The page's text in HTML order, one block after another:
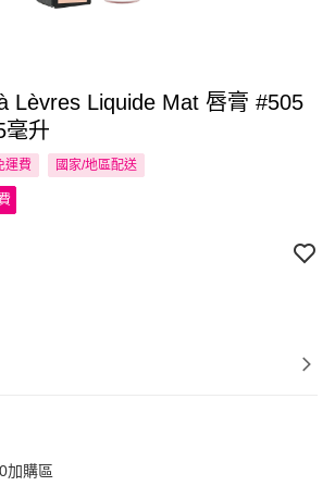
Lèvres Liquide Mat 唇膏 #505
毫升
運費 國家/地區配送
加購區